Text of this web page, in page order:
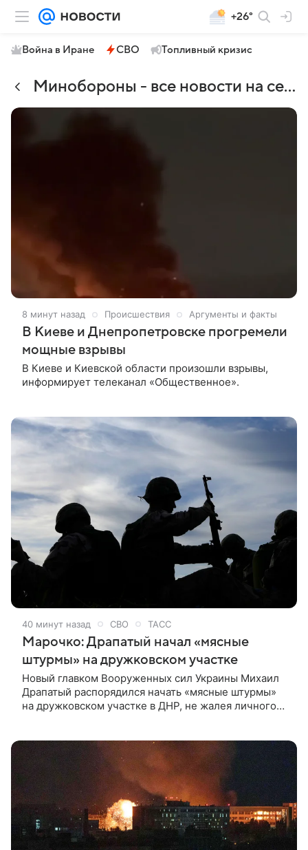
+26°
Война в Иране СВО Топливный кризис
Минобороны - все новости на сегодня
8 минут назад Происшествия Аргументы и факты
В Киеве и Днепропетровске прогремели
мощные взрывы
В Киеве и Киевской области произошли взрывы,
информирует телеканал «Общественное».
40 минут назад СВО ТАСС
Марочко: Драпатый начал «мясные
штурмы» на дружковском участке
Новый главком Вооруженных сил Украины Михаил
Драпатый распорядился начать «мясные штурмы»
на дружковском участке в ДНР, не жалея личного
Драпатый начал свои “мясные штурмы” на
дружковском направлении, не жалея личного
состава. По моим сведениям, за последние
несколько суток в районе Торского украинские
боевики предприняли ряд контратак», — сказал он.